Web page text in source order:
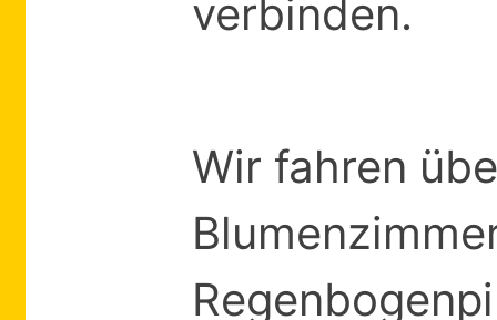
verbinden.
Wir fahren